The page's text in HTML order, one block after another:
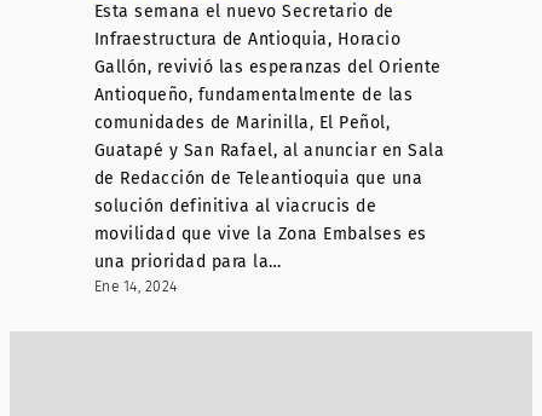
Esta semana el nuevo Secretario de
Infraestructura de Antioquia, Horacio
Gallón, revivió las esperanzas del Oriente
Antioqueño, fundamentalmente de las
comunidades de Marinilla, El Peñol,
Guatapé y San Rafael, al anunciar en Sala
de Redacción de Teleantioquia que una
solución definitiva al viacrucis de
movilidad que vive la Zona Embalses es
una prioridad para la…
Ene 14, 2024